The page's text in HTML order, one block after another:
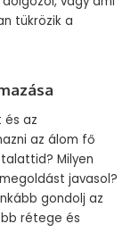
tükrözik a
és az
az álom fő
Milyen
javasol?
gondolj az
rétege és